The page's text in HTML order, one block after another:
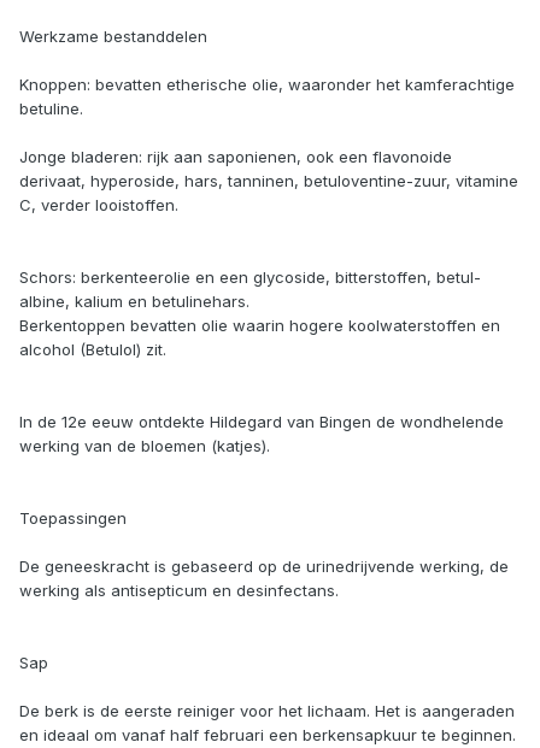
Werkzame bestanddelen
Knoppen: bevatten etherische olie, waaronder het kamferachtige
betuline.
Jonge bladeren: rijk aan saponienen, ook een flavonoide
derivaat, hyperoside, hars, tanninen, betuloventine-zuur, vitamine
C, verder looistoffen.
Schors: berkenteerolie en een glycoside, bitterstoffen, betul-
albine, kalium en betulinehars.
Berkentoppen bevatten olie waarin hogere koolwaterstoffen en
alcohol (Betulol) zit.
In de 12e eeuw ontdekte Hildegard van Bingen de wondhelende
werking van de bloemen (katjes).
Toepassingen
De geneeskracht is gebaseerd op de urinedrijvende werking, de
werking als antisepticum en desinfectans.
Sap
De berk is de eerste reiniger voor het lichaam. Het is aangeraden
en ideaal om vanaf half februari een berkensapkuur te beginnen.